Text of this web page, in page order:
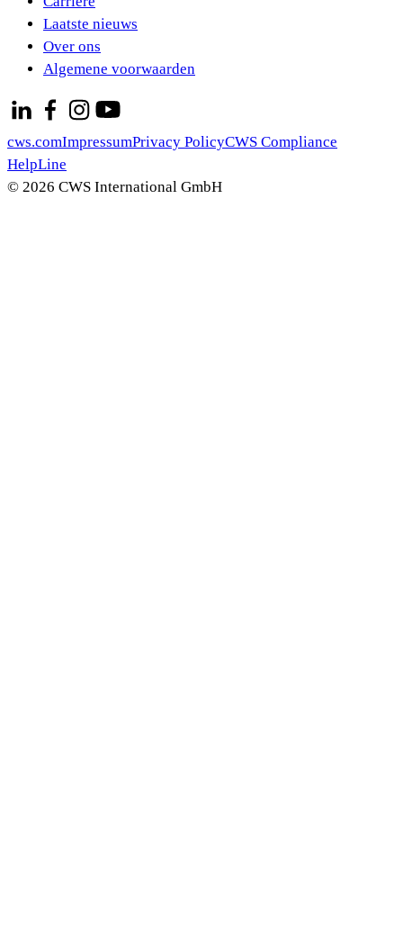
Laatste nieuws
Over ons
Algemene voorwaarden
cws.comImpressumPrivacy PolicyCWS Compliance
HelpLine
© 2026 CWS International GmbH